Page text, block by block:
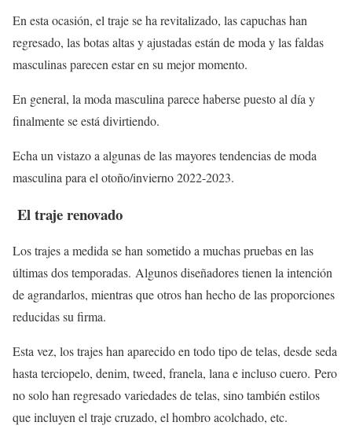
En esta ocasión, el traje se ha revitalizado, las capuchas han
regresado, las botas altas y ajustadas están de moda y las faldas
masculinas parecen estar en su mejor momento.
En general, la moda masculina parece haberse puesto al día y
finalmente se está divirtiendo.
Echa un vistazo a algunas de las mayores tendencias de moda
masculina para el otoño/invierno 2022-2023.
El traje renovado
Los trajes a medida se han sometido a muchas pruebas en las
últimas dos temporadas. Algunos diseñadores tienen la intención
de agrandarlos, mientras que otros han hecho de las proporciones
reducidas su firma.
Esta vez, los trajes han aparecido en todo tipo de telas, desde seda
hasta terciopelo, denim, tweed, franela, lana e incluso cuero. Pero
no solo han regresado variedades de telas, sino también estilos
que incluyen el traje cruzado, el hombro acolchado, etc.